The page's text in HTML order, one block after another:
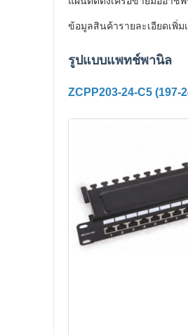
ข้อมูลสินค้ารายละเอียดเพิ่
รูปแบบแพทช์พานิล
ZCPP203-24-C5 (197-